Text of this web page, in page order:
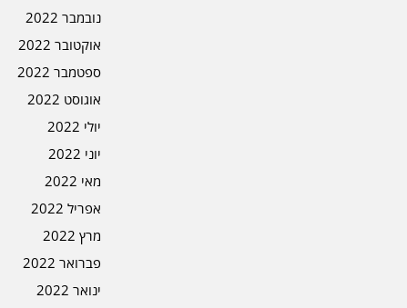
נובמבר 2022
אוקטובר 2022
ספטמבר 2022
אוגוסט 2022
יולי 2022
יוני 2022
מאי 2022
אפריל 2022
מרץ 2022
פברואר 2022
ינואר 2022